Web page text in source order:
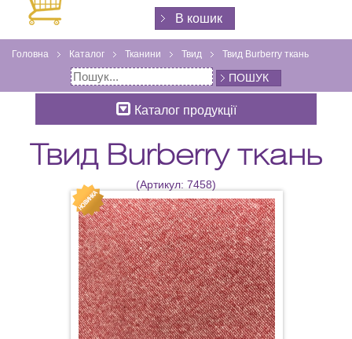
В кошик
Головна Каталог Тканини Твид Твид Burberry ткань
ПОШУК
Каталог продукції
Твид Burberry ткань
(Артикул: 7458)